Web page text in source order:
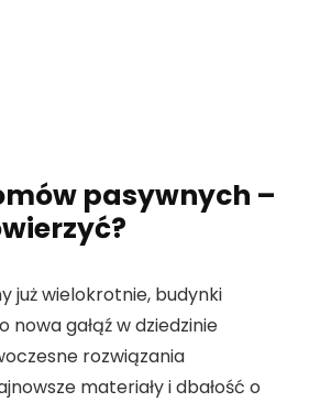
pasywnych –
już wielokrotnie, budynki
nowa gałąź w dziedzinie
rozwiązania
materiały i dbałość o